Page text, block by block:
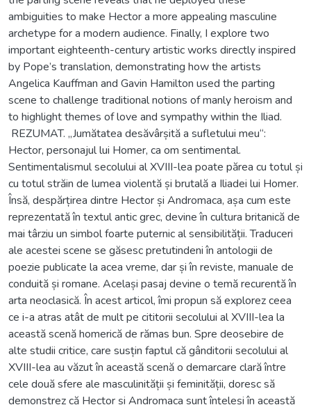
ambiguities to make Hector a more appealing masculine
archetype for a modern audience. Finally, I explore two
important eighteenth-century artistic works directly inspired
by Pope’s translation, demonstrating how the artists
Angelica Kauffman and Gavin Hamilton used the parting
scene to challenge traditional notions of manly heroism and
to highlight themes of love and sympathy within the Iliad.
REZUMAT. „Jumătatea desăvârșită a sufletului meu“:
Hector, personajul lui Homer, ca om sentimental.
Sentimentalismul secolului al XVIII-lea poate părea cu totul și
cu totul străin de lumea violentă și brutală a Iliadei lui Homer.
Însă, despărțirea dintre Hector și Andromaca, așa cum este
reprezentată în textul antic grec, devine în cultura britanică de
mai târziu un simbol foarte puternic al sensibilității. Traduceri
ale acestei scene se găsesc pretutindeni în antologii de
poezie publicate la acea vreme, dar și în reviste, manuale de
conduită și romane. Același pasaj devine o temă recurentă în
arta neoclasică. În acest articol, îmi propun să explorez ceea
ce i-a atras atât de mult pe cititorii secolului al XVIII-lea la
această scenă homerică de rămas bun. Spre deosebire de
alte studii critice, care susțin faptul că gânditorii secolului al
XVIII-lea au văzut în această scenă o demarcare clară între
cele două sfere ale masculinității și feminității, doresc să
demonstrez că Hector și Andromaca sunt înțeleși în această